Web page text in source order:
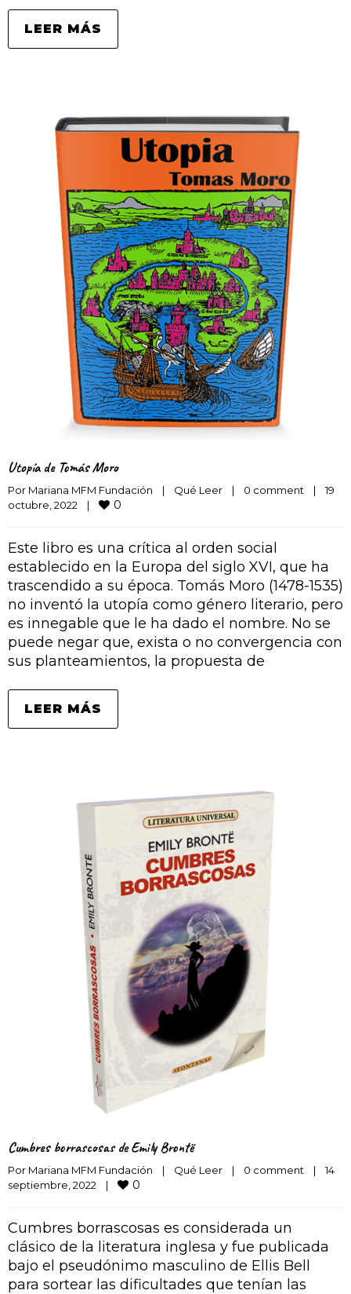
LEER MÁS
Utopía de Tomás Moro
Por Mariana MFM Fundación | Qué Leer | 0 comment |
19
octubre, 2022 | 0
Este libro es una crítica al orden social
establecido en la Europa del siglo XVI, que ha
trascendido a su época. Tomás Moro (1478-1535)
no inventó la utopía como género literario, pero
es innegable que le ha dado el nombre. No se
puede negar que, exista o no convergencia con
sus planteamientos, la propuesta de
LEER MÁS
Cumbres borrascosas de Emily Brontë
Por Mariana MFM Fundación | Qué Leer | 0 comment |
14
septiembre, 2022 | 0
Cumbres borrascosas es considerada un
clásico de la literatura inglesa y fue publicada
bajo el pseudónimo masculino de Ellis Bell
para sortear las dificultades que tenían las